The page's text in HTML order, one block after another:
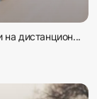
дистанцион...